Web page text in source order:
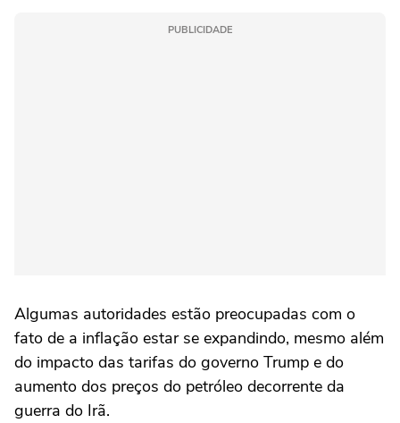
PUBLICIDADE
Algumas autoridades estão preocupadas com o
fato de a inflação estar se expandindo, mesmo ⁠além
do impacto das tarifas do governo Trump e do
aumento dos preços do petróleo decorrente da
guerra do Irã.